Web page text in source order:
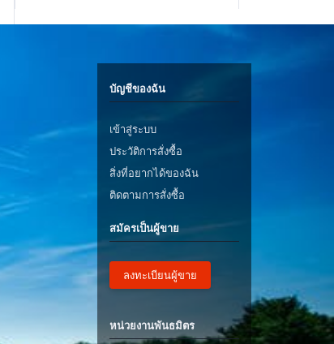
บัญชีของฉัน
เข้าสู่ระบบ
ประวัติการสั่งซื้อ
สิ่งที่อยากได้ของฉัน
ติดตามการสั่งซื้อ
สมัครเป็นผู้ขาย
ลงทะเบียนผู้ขาย
หน่วยงานพันธมิตร